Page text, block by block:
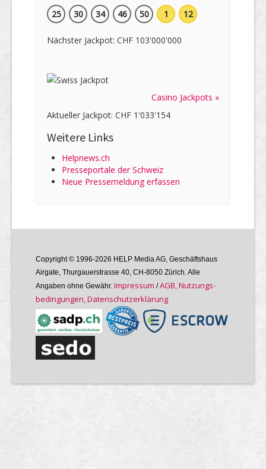
25 30 34 46 50 1 12
Nächster Jackpot: CHF 103'000'000
Casino Jackpots »
Aktueller Jackpot: CHF 1'033'154
Weitere Links
Helpnews.ch
Presseportale der Schweiz
Neue Pressemeldung erfassen
Copyright © 1996-2026 HELP Media AG, Geschäftshaus
Airgate, Thurgauer­strasse 40, CH-8050 Zürich. Alle
Angaben ohne Gewähr. Im­pres­sum /AGB, Nutzungs­
bedin­gungen, Daten­schutz­er­klärung